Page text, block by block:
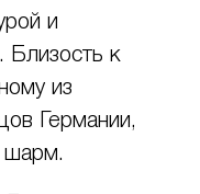
и
Близость к
из
Германии,
шарм.